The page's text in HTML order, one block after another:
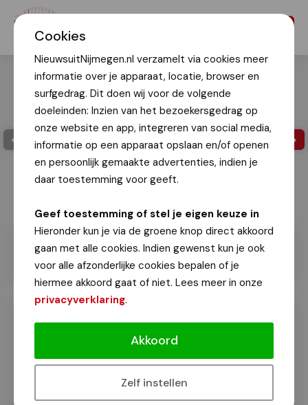
Cookies
NieuwsuitNijmegen.nl verzamelt via cookies meer
informatie over je apparaat, locatie, browser en
surfgedrag. Dit doen wij voor de volgende
doeleinden: Inzien van het bezoekersgedrag op
onze website en app, integreren van social media,
informatie op een apparaat opslaan en/of openen
en persoonlijk gemaakte advertenties, indien je
daar toestemming voor geeft.
Geef toestemming of stel je eigen keuze in
Hieronder kun je via de groene knop direct akkoord
gaan met alle cookies. Indien gewenst kun je ook
voor alle afzonderlijke cookies bepalen of je
hiermee akkoord gaat of niet. Lees meer in onze
privacyverklaring.
Akkoord
Zelf instellen
Brand in flat aan IJsvogelpassage
Van onze redactie
7 juli 2026
Vanmiddag is omstreeks 13.30 uur brand